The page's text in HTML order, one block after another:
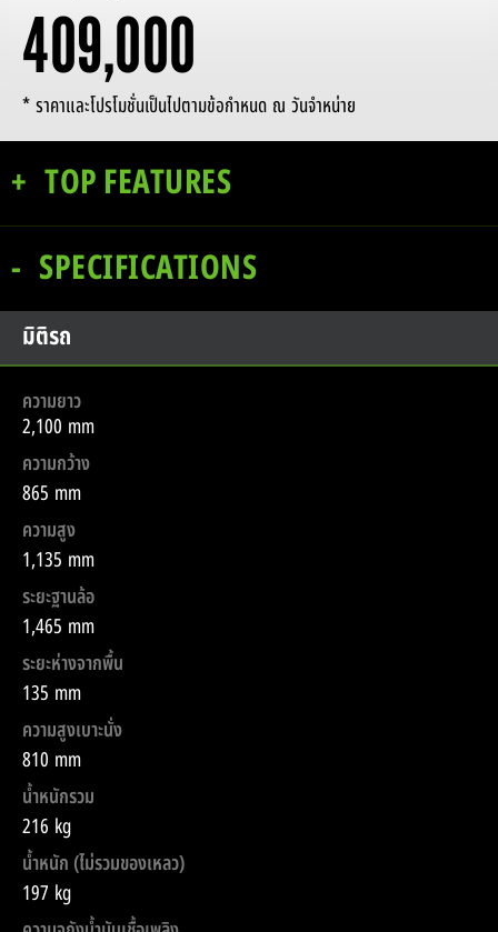
409,000
* ราคาและโปรโมชั่นเป็นไปตามข้อกำหนด ณ วันจำหน่าย
TOP FEATURES
SPECIFICATIONS
มิติรถ
ความยาว
2,100 mm
ความกว้าง
865 mm
ความสูง
1,135 mm
ระยะฐานล้อ
1,465 mm
ระยะห่างจากพื้น
135 mm
ความสูงเบาะนั่ง
810 mm
น้ำหนักรวม
216 kg
น้ำหนัก (ไม่รวมของเหลว)
197 kg